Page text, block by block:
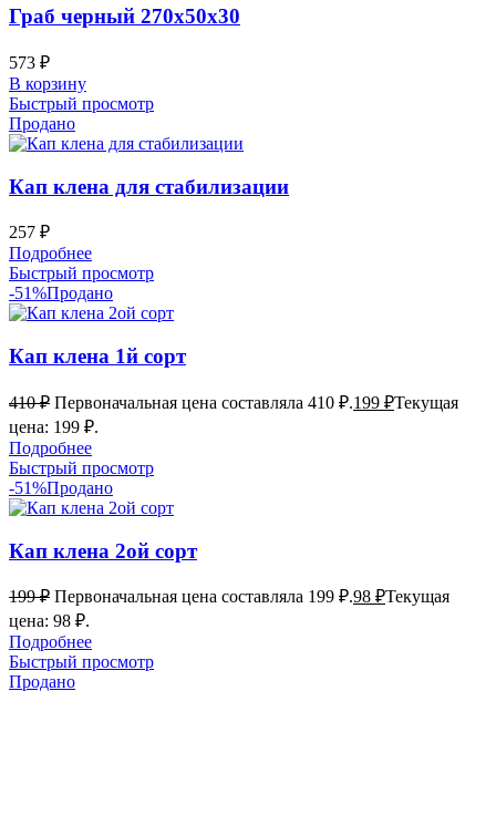
Граб черный 270х50х30
573 ₽
В корзину
Быстрый просмотр
Продано
Кап клена для стабилизации
257 ₽
Подробнее
Быстрый просмотр
-51%Продано
Кап клена 1й сорт
410₽ Первоначальная цена составляла 410 ₽.199 ₽Текущая
цена: 199 ₽.
Подробнее
Быстрый просмотр
-51%Продано
Кап клена 2ой сорт
199₽ Первоначальная цена составляла 199 ₽.98 ₽Текущая
цена: 98 ₽.
Подробнее
Быстрый просмотр
Продано